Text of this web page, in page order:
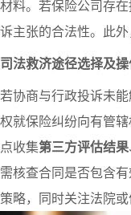
材料。若保险公司存
诉主张的合法性。此
司法救济途径选择及
若协商与行政投诉未
权就保险纠纷向有管
点收集第三方评估结果
需核查合同是否包含
策略，同时关注法院